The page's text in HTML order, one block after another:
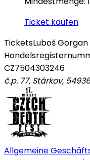
Ticket kaufen
TicketsLuboš Gorgan
CZ7504303246
č.p. 77, Stárkov, 54936
Allgemeine